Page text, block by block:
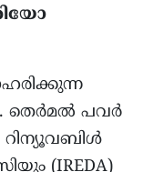
തെർമൽ പവർ
റിന്യൂവബിൾ
(IREDA)